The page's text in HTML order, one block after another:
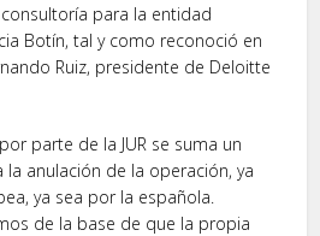
para la entidad
Botín, tal y como reconoció en
Ruiz, presidente de Deloitte
parte de la JUR se suma un
anulación de la operación, ya
ya sea por la española.
de la base de que la propia